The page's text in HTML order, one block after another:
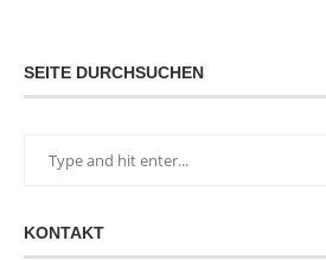
SEITE DURCHSUCHEN
KONTAKT